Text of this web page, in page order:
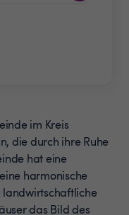
im Kreis
die durch ihre Ruhe
hat eine
harmonische
das Bild des